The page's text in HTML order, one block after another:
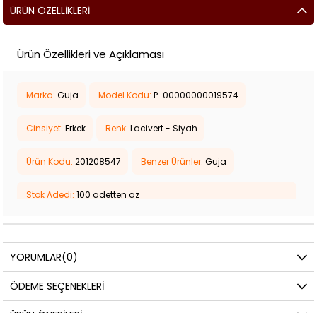
ÜRÜN ÖZELLIKLERI
Ürün Özellikleri ve Açıklaması
Marka: Guja Model Kodu: P-00000000019574
Cinsiyet: Erkek Renk: Lacivert - Siyah
Ürün Kodu: 201208547 Benzer Ürünler: Guja
Stok Adedi: 100 adetten az
Model: 24Y587
Dış Materyal: Tekstil
İç Materyal: Tekstil
Topuk Yüksekliği: 4 cm
Taban Malzemesi: Faylon-Poli
YORUMLAR(0)
ÖDEME SEÇENEKLERI